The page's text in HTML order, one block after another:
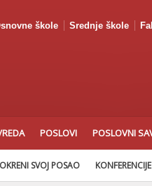
škole Srednje škole
POSLOVI POSLOVNI
SVOJ POSAO KONFERENCIJE